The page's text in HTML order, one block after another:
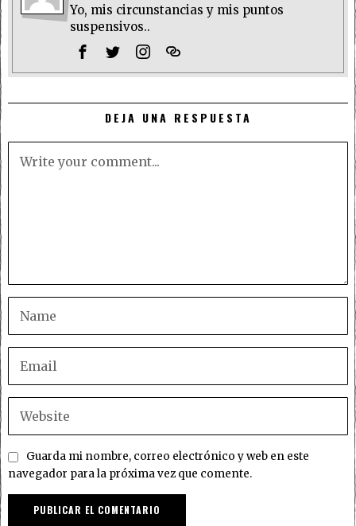
Yo, mis circunstancias y mis puntos
suspensivos..
DEJA UNA RESPUESTA
Guarda mi nombre, correo electrónico y web en este
navegador para la próxima vez que comente.